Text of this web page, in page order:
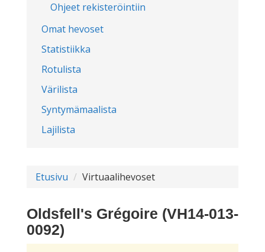
Ohjeet rekisteröintiin
Omat hevoset
Statistiikka
Rotulista
Värilista
Syntymämaalista
Lajilista
Etusivu Virtuaalihevoset
Oldsfell's Grégoire (VH14-013-
0092)